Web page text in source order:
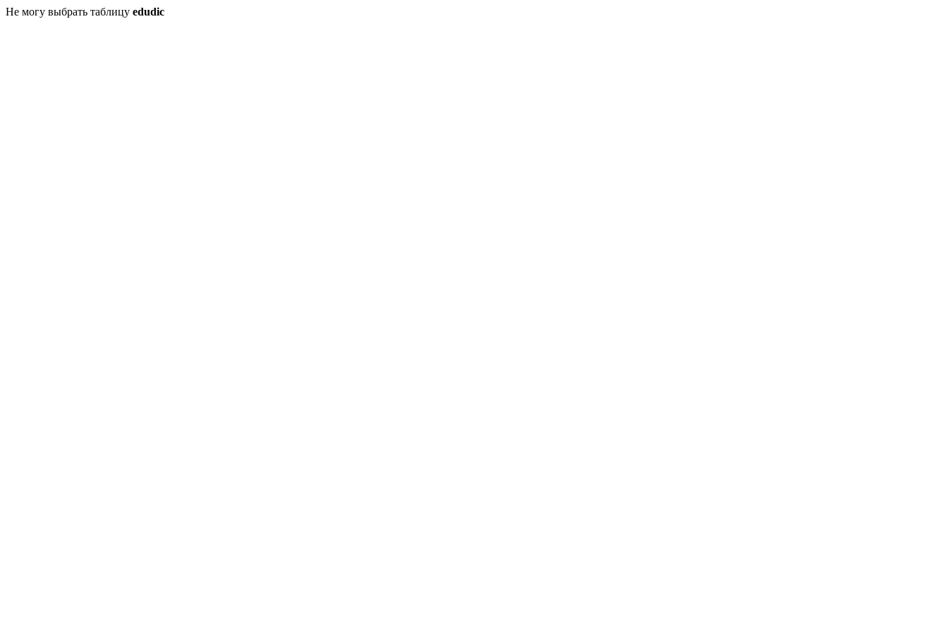
Не могу выбрать таблицу edudic